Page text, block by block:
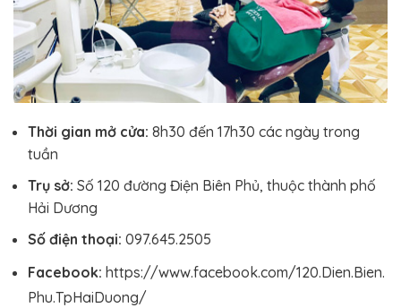
Thời gian mở cửa: 8h30 đến 17h30 các ngày trong
tuần
Trụ sở: Số 120 đường Điện Biên Phủ, thuộc thành phố
Hải Dương
Số điện thoại: 097.645.2505
Facebook: https://www.facebook.com/120.Dien.Bien.
Phu.TpHaiDuong/